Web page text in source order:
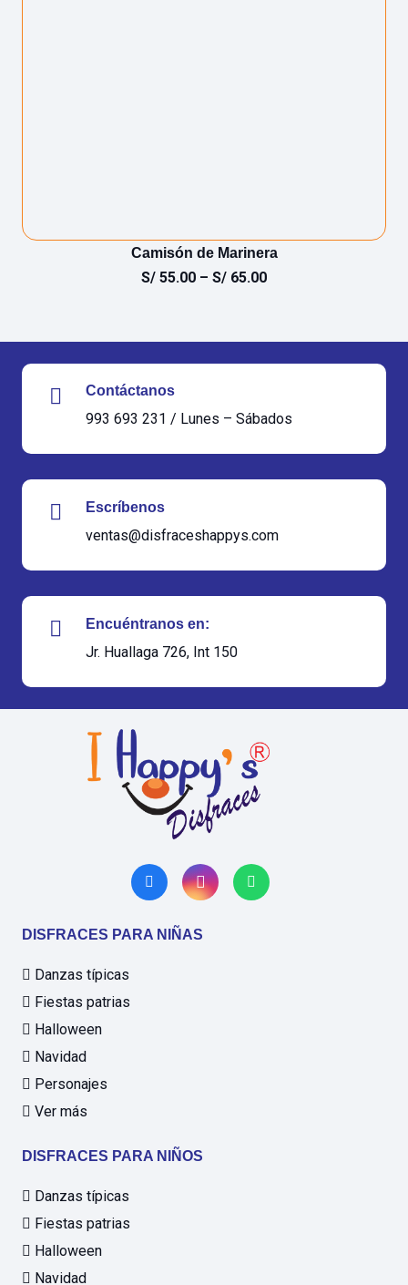
Camisón de Marinera
S/ 55.00 – S/ 65.00
Contáctanos
993 693 231 / Lunes – Sábados
Escríbenos
ventas@disfraceshappys.com
Encuéntranos en:
Jr. Huallaga 726, Int 150
DISFRACES PARA NIÑAS
Danzas típicas
Fiestas patrias
Halloween
Navidad
Personajes
Ver más
DISFRACES PARA NIÑOS
Danzas típicas
Fiestas patrias
Halloween
Navidad